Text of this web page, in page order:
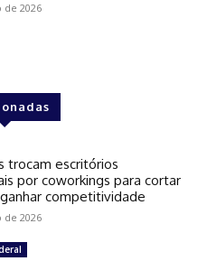
de 2026
trocam escritórios
por coworkings para cortar
competitividade
de 2026